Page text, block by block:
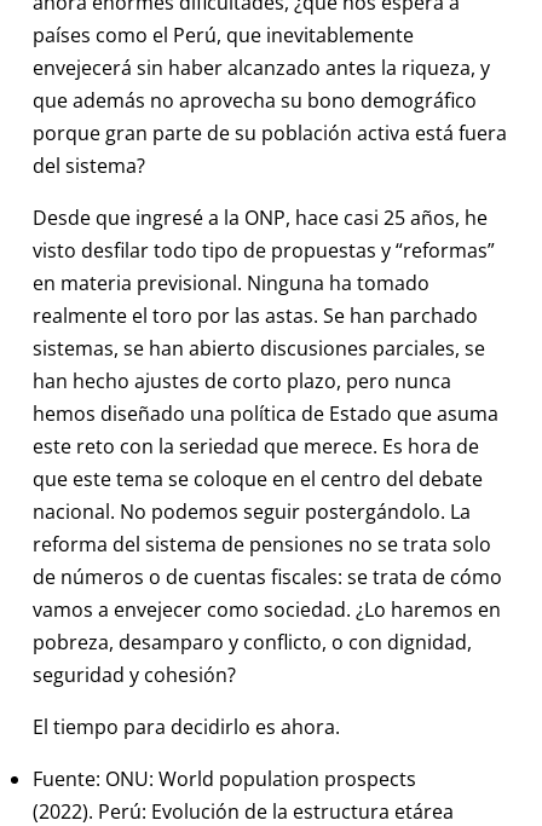
países como el Perú, que inevitablemente
envejecerá sin haber alcanzado antes la riqueza, y
que además no aprovecha su bono demográfico
porque gran parte de su población activa está fuera
del sistema?
Desde que ingresé a la ONP, hace casi 25 años, he
visto desfilar todo tipo de propuestas y “reformas”
en materia previsional. Ninguna ha tomado
realmente el toro por las astas. Se han parchado
sistemas, se han abierto discusiones parciales, se
han hecho ajustes de corto plazo, pero nunca
hemos diseñado una política de Estado que asuma
este reto con la seriedad que merece. Es hora de
que este tema se coloque en el centro del debate
nacional. No podemos seguir postergándolo. La
reforma del sistema de pensiones no se trata solo
de números o de cuentas fiscales: se trata de cómo
vamos a envejecer como sociedad. ¿Lo haremos en
pobreza, desamparo y conflicto, o con dignidad,
seguridad y cohesión?
El tiempo para decidirlo es ahora.
Fuente: ONU: World population prospects
(2022). Perú: Evolución de la estructura etárea